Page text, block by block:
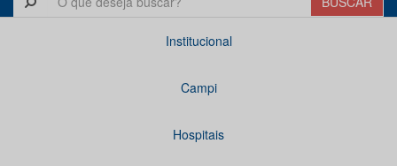
Institucional
Campi
Hospitais